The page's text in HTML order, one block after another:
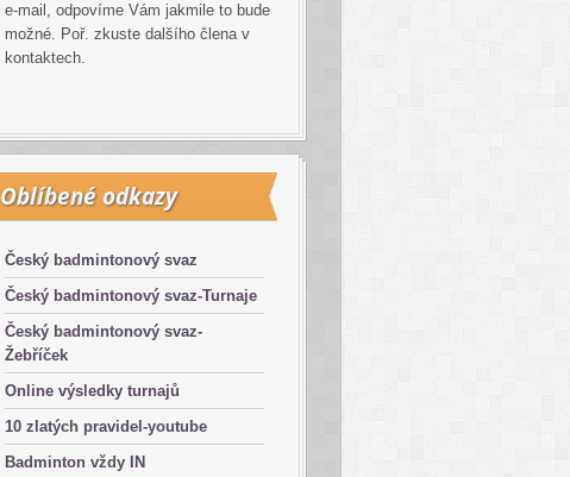
e-mail, odpovíme Vám jakmile to bude
možné. Poř. zkuste dalšího člena v
kontaktech.
Oblíbené odkazy
Český badmintonový svaz
Český badmintonový svaz-Turnaje
Český badmintonový svaz-
Žebříček
Online výsledky turnajů
10 zlatých pravidel-youtube
Badminton vždy IN